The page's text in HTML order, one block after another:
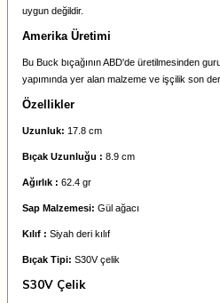
uygun değildir.
Amerika Üretimi
Bu Buck bıçağının ABD'de üretilmesinden
yapımında yer alan malzeme ve işçilik son
Özellikler
Uzunluk: 17.8 cm
Bıçak Uzunluğu : 8.9 cm
Ağırlık : 62.4 gr
Sap Malzemesi: Gül ağacı
Kılıf : Siyah deri kılıf
Bıçak Tipi: S30V çelik
S30V Çelik